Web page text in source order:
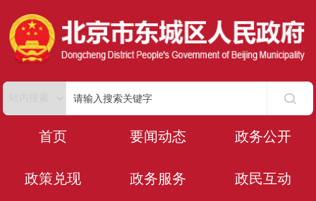
首页 要闻动态 政务公开
政策兑现 政务服务 政民互动